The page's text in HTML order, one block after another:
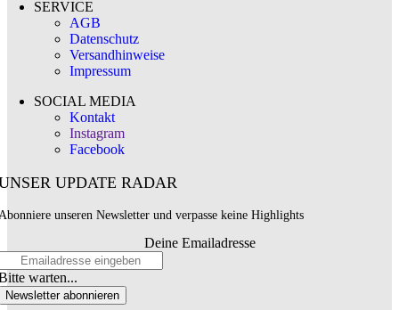
SERVICE
AGB
Datenschutz
Versandhinweise
Impressum
SOCIAL MEDIA
Kontakt
Instagram
Facebook
UPDATE RADAR
unseren Newsletter und verpasse keine Highlights
Deine Emailadresse
warten...
Newsletter abonnieren